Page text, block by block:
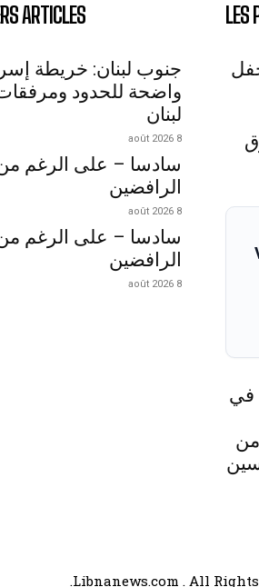
ARTICLES
جنوب لبنان: خريطة
واضحة للحدود
لبنان
8 août 2026
سادسا – على الرغم
الرافضين
8 août 2026
سادسا – على الرغم
الرافضين
8 août 2026
LES
في
من